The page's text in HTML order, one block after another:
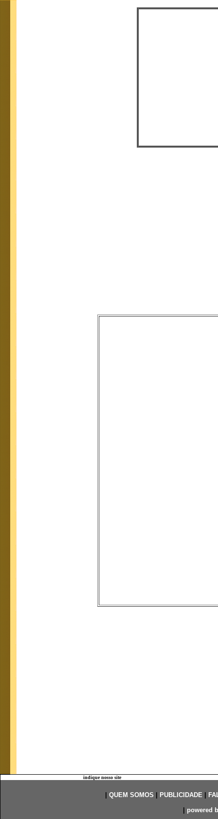
indique nosso site
QUEM SOMOS PUBLICIDADE|
powered